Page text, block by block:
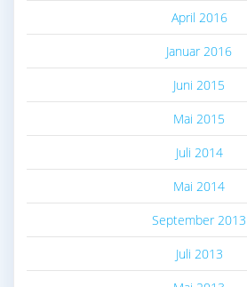
April 2016
Januar 2016
Juni 2015
Mai 2015
Juli 2014
Mai 2014
September 2013
Juli 2013